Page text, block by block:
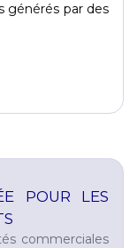
générés par des
POUR LES
commerciales